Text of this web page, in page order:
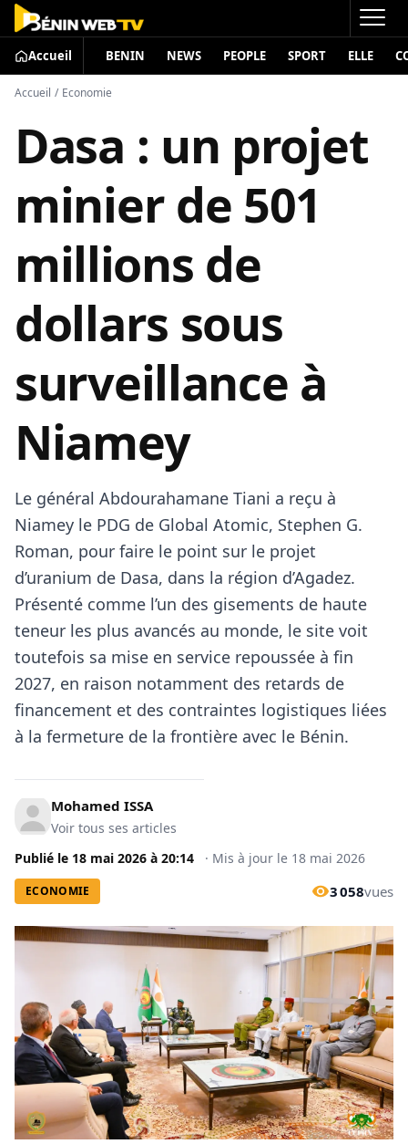
Accueil BENIN NEWS PEOPLE SPORT ELLE
Accueil / Economie
Dasa : un projet
minier de 501
millions de
dollars sous
surveillance à
Niamey
Le général Abdourahamane Tiani a reçu à
Niamey le PDG de Global Atomic, Stephen G.
Roman, pour faire le point sur le projet
d’uranium de Dasa, dans la région d’Agadez.
Présenté comme l’un des gisements de haute
teneur les plus avancés au monde, le site voit
toutefois sa mise en service repoussée à fin
2027, en raison notamment des retards de
financement et des contraintes logistiques liées
à la fermeture de la frontière avec le Bénin.
Mohamed ISSA
Voir tous ses articles
Publié le 18 mai 2026 à 20:14 · Mis à jour le 18 mai 2026
ECONOMIE 3 058vues